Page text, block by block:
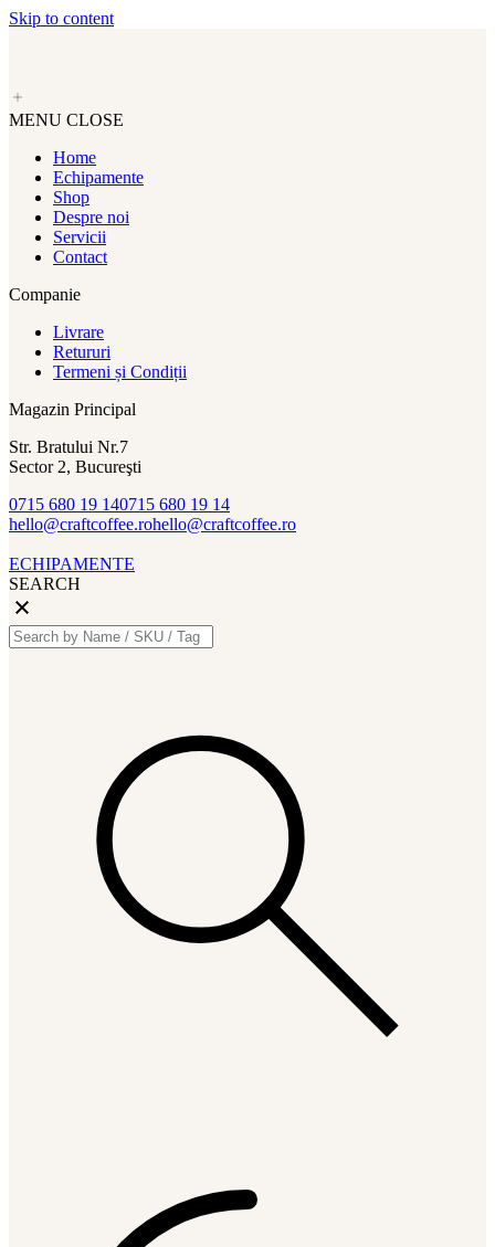
Skip to content
MENU CLOSE
Home
Echipamente
Shop
Despre noi
Servicii
Contact
Companie
Livrare
Retururi
Termeni și Condiții
Magazin Principal
Str. Bratului Nr.7
Sector 2, Bucureşti
0715 680 19 140715 680 19 14
hello@craftcoffee.rohello@craftcoffee.ro
ECHIPAMENTE
SEARCH